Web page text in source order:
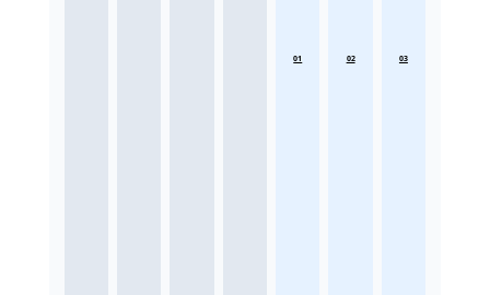
01 02 03